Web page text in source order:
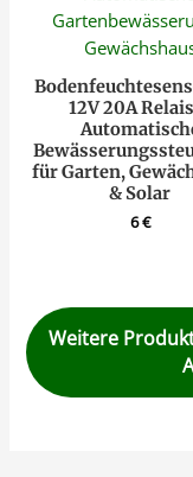
12V 20A
für Garten,
& Solar
6€
Weitere